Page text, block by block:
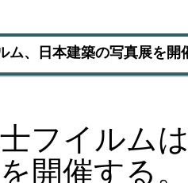
ム、日本建築の写真展を開
フイルム
開催する。